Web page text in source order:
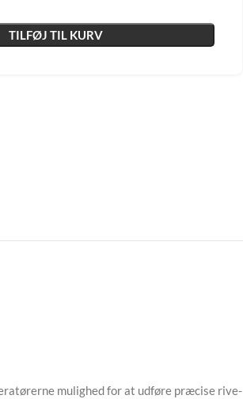
TILFØJ TIL KURV
mulighed for at udføre præcise rive-